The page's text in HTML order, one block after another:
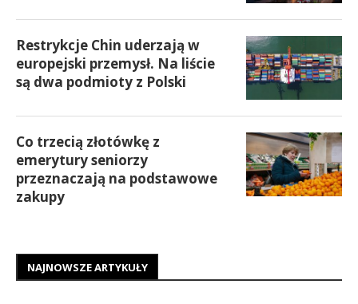
Restrykcje Chin uderzają w
europejski przemysł. Na liście
są dwa podmioty z Polski
Co trzecią złotówkę z
emerytury seniorzy
przeznaczają na podstawowe
zakupy
NAJNOWSZE ARTYKUŁY